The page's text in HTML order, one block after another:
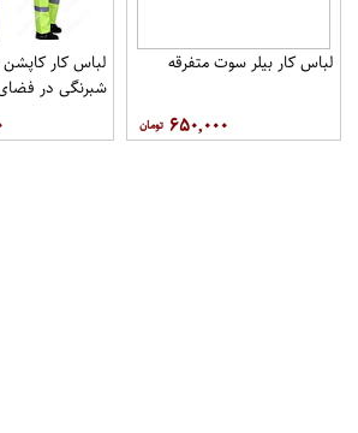
لباس کار بیلر سوت متفرقه
۶۵۰,۰۰۰
لباس کار کاپشن
شبرنگی در